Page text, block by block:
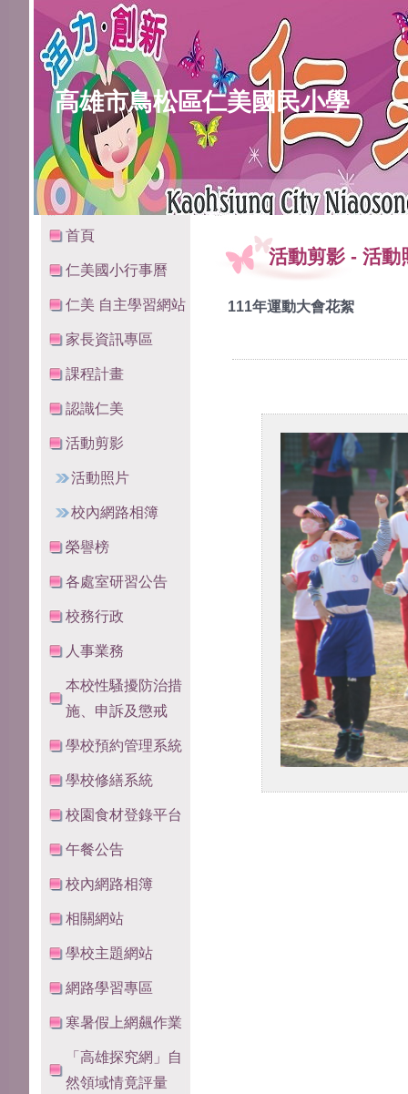
高雄市鳥松區仁美國民小學
:::
首頁
仁美國小行事曆
仁美 自主學習網站
家長資訊專區
課程計畫
認識仁美
活動剪影
活動照片
校內網路相簿
榮譽榜
各處室研習公告
校務行政
人事業務
本校性騷擾防治措
施、申訴及懲戒
學校預約管理系統
學校修繕系統
校園食材登錄平台
午餐公告
校內網路相簿
相關網站
學校主題網站
網路學習專區
寒暑假上網飆作業
「高雄探究網」自
然領域情竟評量
:::
活動剪影 - 活動
111年運動大會花絮